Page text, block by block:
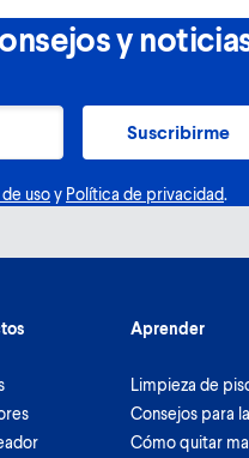
y
Suscribirme
usoy Política de privacidad.
Aprender
Limpieza de
Consejos para
Cómo quitar